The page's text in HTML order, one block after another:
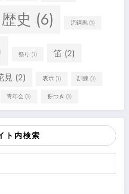
歴史 (6) 流鏑馬(1)
祭り (1) 笛 (2)
見 (2) 表示(1) 訓練 (1)
青年会 (1) 餅つき (1)
ト内検索